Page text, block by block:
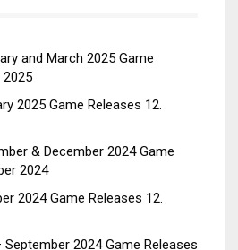
and March 2025 Game
2025
2025 Game Releases 12.
& December 2024 Game
2024
2024 Game Releases 12.
2024 Game Releases